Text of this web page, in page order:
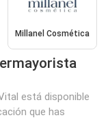
Millanel Cosmética
está disponible
que has